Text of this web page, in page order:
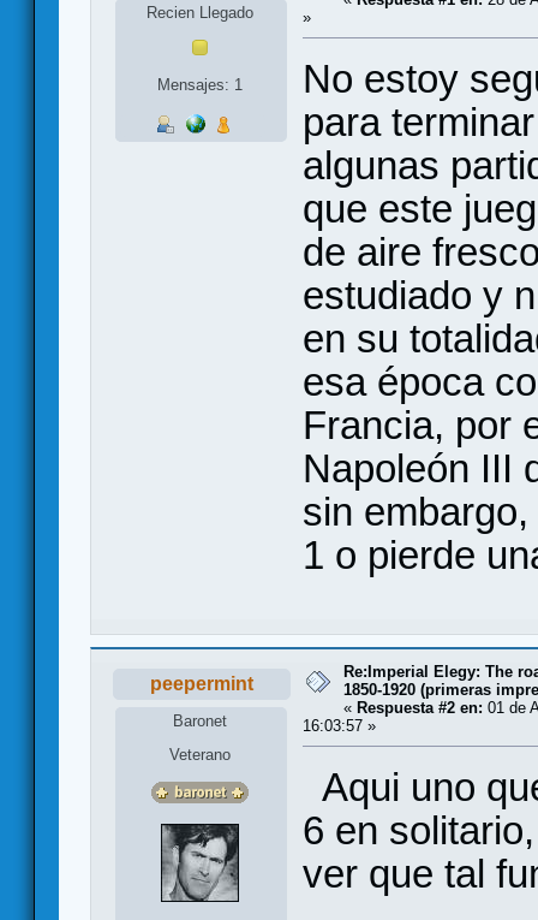
Recien Llegado
Mensajes: 1
»
No estoy
para
algunas
que este
de aire
estudiado y
en su
esa época
Francia, por
Napoleón III
sin
1 o pierde
peepermint
Baronet
Veterano
Re:Imperial Elegy: The
1850-1920 (primeras
« Respuesta #2 en: 01 de
16:03:57 »
Aqui uno
6 en
ver que tal